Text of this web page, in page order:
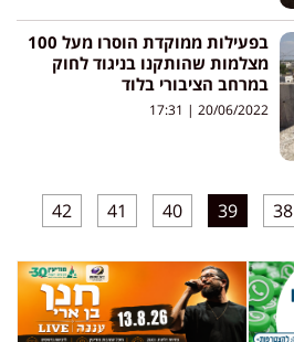
בפעילות ממוקדת הוסרו מעל 100
מצלמות שהותקנו בניגוד לחוק
במרחב הציבורי בלוד
20/06/2022
38
39
40
41
42